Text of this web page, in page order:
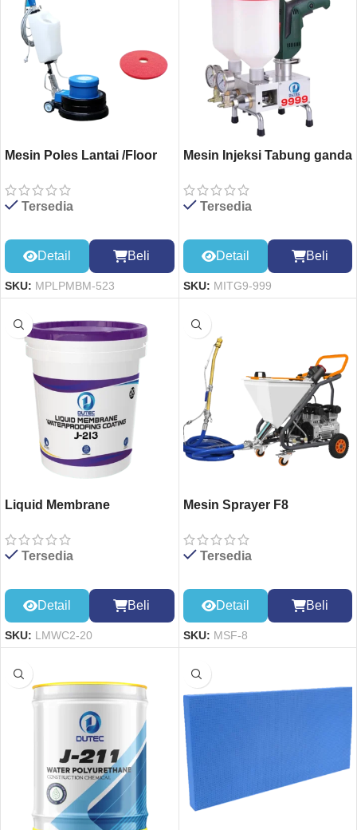
Mesin Poles Lantai /Floor
523+Pad Merah
Tersedia
Detail Beli
SKU: MPLPMBM-523
Mesin Injeksi Tabung ganda
Tersedia
Detail Beli
SKU: MITG9-999
Liquid Membrane
20kg
Tersedia
Detail Beli
SKU: LMWC2-20
Mesin Sprayer F8
Tersedia
Detail Beli
SKU: MSF-8